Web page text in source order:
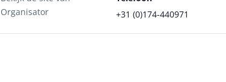
Organisator
+31 (0)174-440971